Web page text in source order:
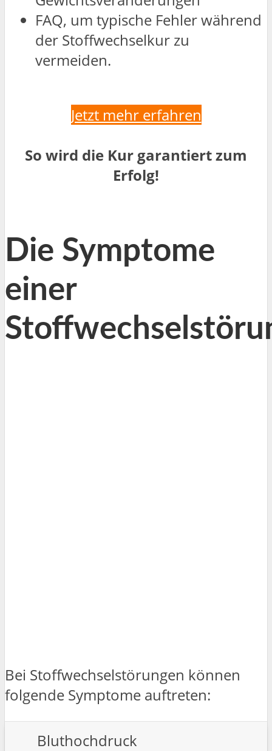
FAQ, um typische Fehler während
der Stoffwechselkur zu
vermeiden.
Jetzt mehr erfahren
So wird die Kur garantiert zum
Erfolg!
Die Symptome
einer
Bei Stoffwechselstörungen können
folgende Symptome auftreten:
Bluthochdruck